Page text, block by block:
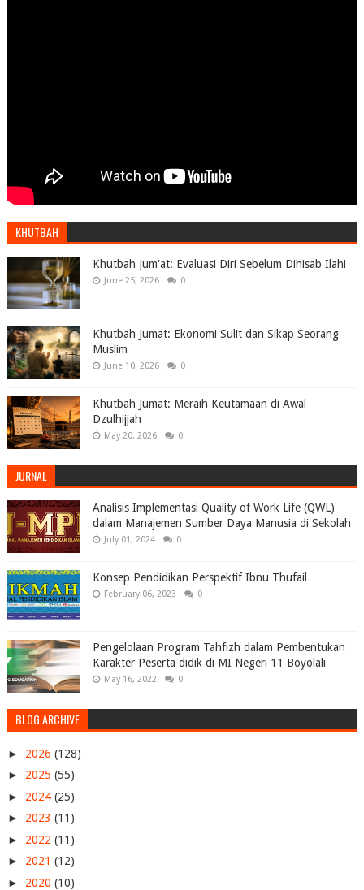
KHUTBAH
Khutbah Jum'at: Evaluasi Diri Sebelum Dihisab Ilahi
June 25, 2026 0
Khutbah Jumat: Ekonomi Sulit dan Sikap Seorang
Muslim
June 10, 2026 0
Khutbah Jumat: Meraih Keutamaan di Awal
Dzulhijjah
May 20, 2026 0
JURNAL
Analisis Implementasi Quality of Work Life (QWL)
dalam Manajemen Sumber Daya Manusia di Sekolah
July 01, 2024 0
Konsep Pendidikan Perspektif Ibnu Thufail
February 06, 2023 0
Pengelolaan Program Tahfizh dalam Pembentukan
Karakter Peserta didik di MI Negeri 11 Boyolali
May 16, 2022 0
BLOG ARCHIVE
► 2026 (128)
► 2025 (55)
► 2024 (25)
► 2023 (11)
► 2022 (11)
► 2021 (12)
► 2020 (10)